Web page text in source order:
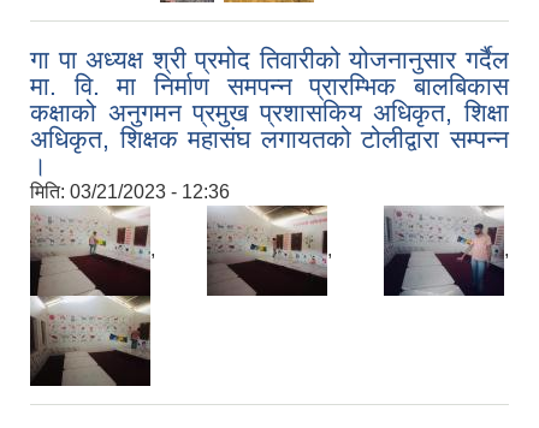
गा पा अध्यक्ष श्री प्रमोद तिवारीको योजनानुसार गर्दैल
मा. वि. मा निर्माण समपन्न प्रारम्भिक बालबिकास
कक्षाको अनुगमन प्रमुख प्रशासकिय अधिकृत, शिक्षा
अधिकृत, शिक्षक महासंघ लगायतको टोलीद्वारा सम्पन्न
।
मिति: 03/21/2023 - 12:36
, , ,